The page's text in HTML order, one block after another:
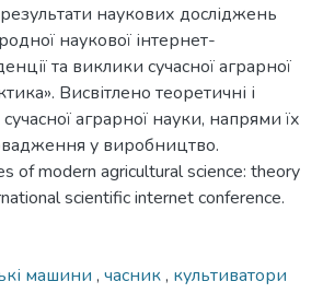
наукових досліджень
наукової інтернет-
та виклики сучасної аграрної
Висвітлено теоретичні і
аграрної науки, напрями їх
у виробництво.
of modern agricultural science: theory
scientific internet conference.
машини , часник, культиватори